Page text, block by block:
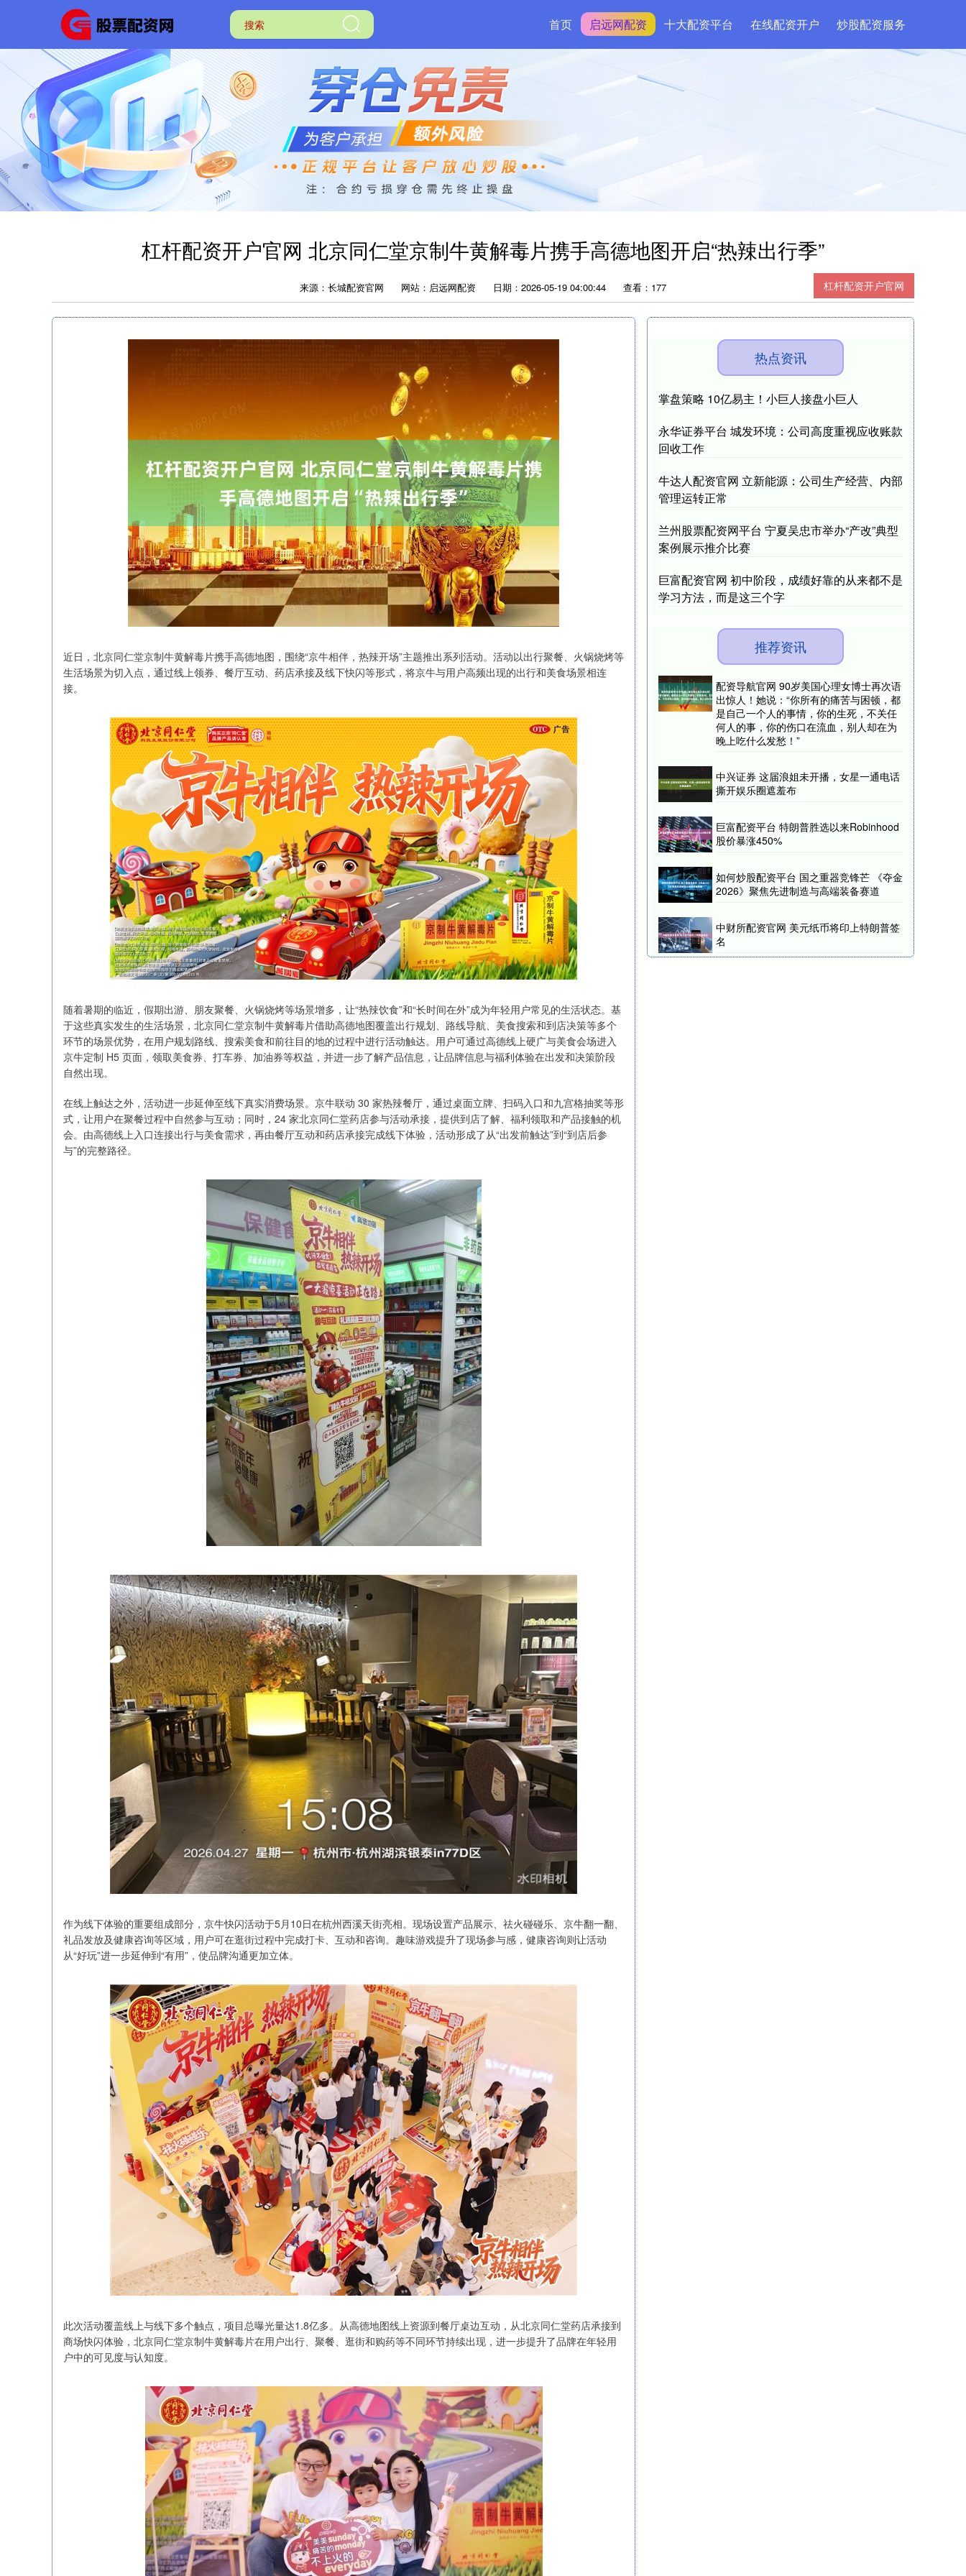
首页 启远网配资 十大配资平台 在线配资开户 炒股配资服务
杠杆配资开户官网 北京同仁堂京制牛黄解毒片携手高德地图开启“热辣出行季”
杠杆配资开户官网
来源：长城配资官网 网站：启远网配资 日期：2026-05-19 04:00:44 查看：177
近日，北京同仁堂京制牛黄解毒片携手高德地图，围绕“京牛相伴，热辣开场”主题推出系列活动。活动以出行聚餐、火锅烧烤等
生活场景为切入点，通过线上领券、餐厅互动、药店承接及线下快闪等形式，将京牛与用户高频出现的出行和美食场景相连
接。
随着暑期的临近，假期出游、朋友聚餐、火锅烧烤等场景增多，让“热辣饮食”和“长时间在外”成为年轻用户常见的生活状态。基
于这些真实发生的生活场景，北京同仁堂京制牛黄解毒片借助高德地图覆盖出行规划、路线导航、美食搜索和到店决策等多个
环节的场景优势，在用户规划路线、搜索美食和前往目的地的过程中进行活动触达。用户可通过高德线上硬广与美食会场进入
京牛定制 H5 页面，领取美食券、打车券、加油券等权益，并进一步了解产品信息，让品牌信息与福利体验在出发和决策阶段
自然出现。
在线上触达之外，活动进一步延伸至线下真实消费场景。京牛联动 30 家热辣餐厅，通过桌面立牌、扫码入口和九宫格抽奖等形
式，让用户在聚餐过程中自然参与互动；同时，24 家北京同仁堂药店参与活动承接，提供到店了解、福利领取和产品接触的机
会。由高德线上入口连接出行与美食需求，再由餐厅互动和药店承接完成线下体验，活动形成了从“出发前触达”到“到店后参
与”的完整路径。
作为线下体验的重要组成部分，京牛快闪活动于5月10日在杭州西溪天街亮相。现场设置产品展示、祛火碰碰乐、京牛翻一翻、
礼品发放及健康咨询等区域，用户可在逛街过程中完成打卡、互动和咨询。趣味游戏提升了现场参与感，健康咨询则让活动
从“好玩”进一步延伸到“有用”，使品牌沟通更加立体。
此次活动覆盖线上与线下多个触点，项目总曝光量达1.8亿多。从高德地图线上资源到餐厅桌边互动，从北京同仁堂药店承接到
商场快闪体验，北京同仁堂京制牛黄解毒片在用户出行、聚餐、逛街和购药等不同环节持续出现，进一步提升了品牌在年轻用
户中的可见度与认知度。
热点资讯
掌盘策略 10亿易主！小巨人接盘小巨人
永华证券平台 城发环境：公司高度重视应收账款
回收工作
牛达人配资官网 立新能源：公司生产经营、内部
管理运转正常
兰州股票配资网平台 宁夏吴忠市举办“产改”典型
案例展示推介比赛
巨富配资官网 初中阶段，成绩好靠的从来都不是
学习方法，而是这三个字
推荐资讯
配资导航官网 90岁美国心理女博士再次语
出惊人！她说：“你所有的痛苦与困顿，都
是自己一个人的事情，你的生死，不关任
何人的事，你的伤口在流血，别人却在为
晚上吃什么发愁！”
中兴证券 这届浪姐未开播，女星一通电话
撕开娱乐圈遮羞布
巨富配资平台 特朗普胜选以来Robinhood
股价暴涨450%
如何炒股配资平台 国之重器竞锋芒 《夺金
2026》聚焦先进制造与高端装备赛道
中财所配资官网 美元纸币将印上特朗普签
名